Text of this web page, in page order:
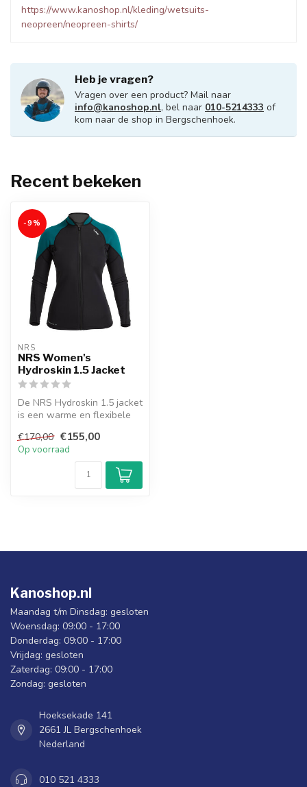
https://www.kanoshop.nl/kleding/wetsuits-
neopreen/neopreen-shirts/
Heb je vragen?
Vragen over een product? Mail naar
info@kanoshop.nl, bel naar 010-5214333 of
kom naar de shop in Bergschenhoek.
Recent bekeken
-9%
NRS
NRS Women's
Hydroskin 1.5 Jacket
De NRS Hydroskin 1.5 jacket
is een warme en flexibele
...
€170,00 €155,00
Op voorraad
Kanoshop.nl
Maandag t/m Dinsdag: gesloten
Woensdag: 09:00 - 17:00
Donderdag: 09:00 - 17:00
Vrijdag: gesloten
Zaterdag: 09:00 - 17:00
Zondag: gesloten
Hoeksekade 141
2661 JL Bergschenhoek
Nederland
010 521 4333